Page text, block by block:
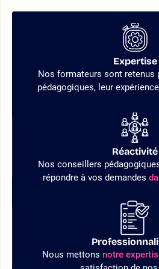
Expertise
Nos formateurs sont retenus
pédagogiques, leur
Réactivité
Nos conseillers
répondre à vos demandes
Nous mettons notre